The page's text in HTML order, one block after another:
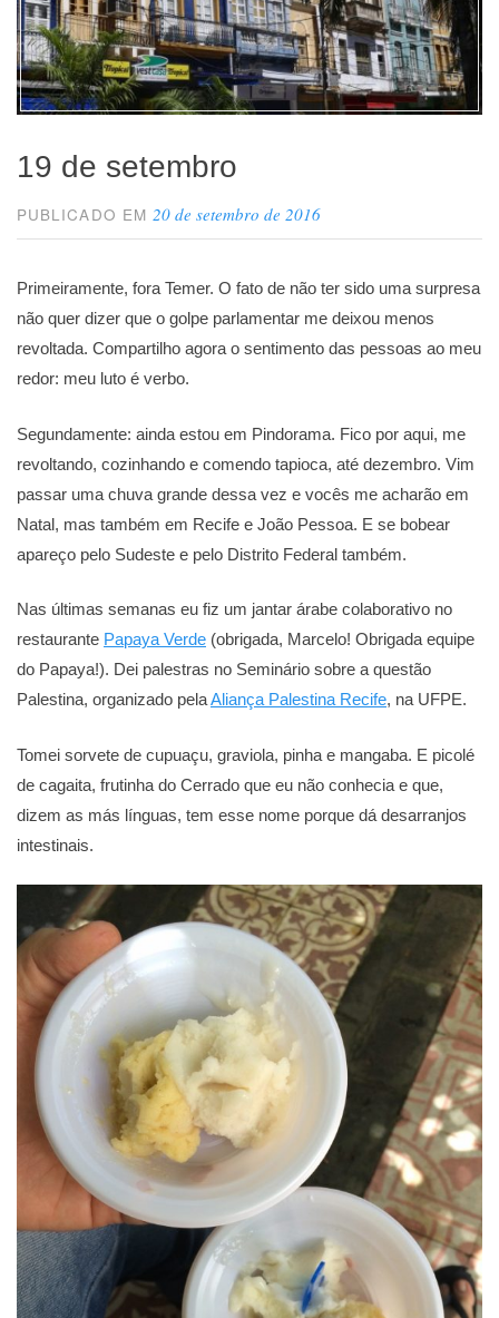
19 de setembro
PUBLICADO EM20 de setembro de 2016
Primeiramente, fora Temer. O fato de não ter sido uma surpresa
não quer dizer que o golpe parlamentar me deixou menos
revoltada. Compartilho agora o sentimento das pessoas ao meu
redor: meu luto é verbo.
Segundamente: ainda estou em Pindorama. Fico por aqui, me
revoltando, cozinhando e comendo tapioca, até dezembro. Vim
passar uma chuva grande dessa vez e vocês me acharão em
Natal, mas também em Recife e João Pessoa. E se bobear
apareço pelo Sudeste e pelo Distrito Federal também.
Nas últimas semanas eu fiz um jantar árabe colaborativo no
restaurante Papaya Verde (obrigada, Marcelo! Obrigada equipe
do Papaya!). Dei palestras no Seminário sobre a questão
Palestina, organizado pelaAliança Palestina Recife, na UFPE.
Tomei sorvete de cupuaçu, graviola, pinha e mangaba. E picolé
de cagaita, frutinha do Cerrado que eu não conhecia e que,
dizem as más línguas, tem esse nome porque dá desarranjos
intestinais.